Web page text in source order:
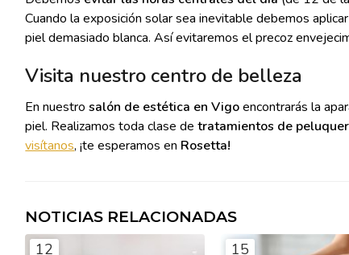
Cuando la exposición solar sea inevitable debemos
piel demasiado blanca. Así evitaremos el precoz
Visita nuestro centro de belleza
En nuestrosalón de estética en Vigoencontrarás la
piel. Realizamos toda clase de tratamientos de
visítanos, ¡te esperamos en Rosetta!
NOTICIAS RELACIONADAS
12 15